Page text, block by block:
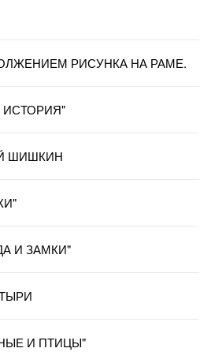
РИСУНКА НА РАМЕ.
ИСТОРИЯ"
ШИШКИН
И ЗАМКИ"
И ПТИЦЫ"